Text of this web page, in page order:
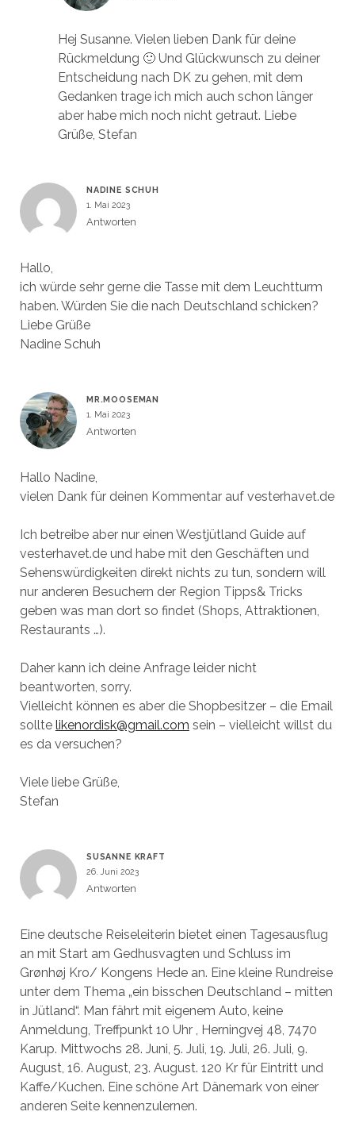
Hej Susanne. Vielen lieben Dank für deine
Rückmeldung 🙂 Und Glückwunsch zu deiner
Entscheidung nach DK zu gehen, mit dem
Gedanken trage ich mich auch schon länger
aber habe mich noch nicht getraut. Liebe
Grüße, Stefan
NADINE SCHUH
1. Mai 2023
Antworten
Hallo,
ich würde sehr gerne die Tasse mit dem Leuchtturm
haben. Würden Sie die nach Deutschland schicken?
Liebe Grüße
Nadine Schuh
MR.MOOSEMAN
1. Mai 2023
Antworten
Hallo Nadine,
vielen Dank für deinen Kommentar auf vesterhavet.de
Ich betreibe aber nur einen Westjütland Guide auf
vesterhavet.de und habe mit den Geschäften und
Sehenswürdigkeiten direkt nichts zu tun, sondern will
nur anderen Besuchern der Region Tipps& Tricks
geben was man dort so findet (Shops, Attraktionen,
Restaurants …).
Daher kann ich deine Anfrage leider nicht
beantworten, sorry.
Vielleicht können es aber die Shopbesitzer – die Email
sollte likenordisk@gmail.com sein – vielleicht willst du
es da versuchen?
Viele liebe Grüße,
Stefan
SUSANNE KRAFT
26. Juni 2023
Antworten
Eine deutsche Reiseleiterin bietet einen Tagesausflug
an mit Start am Gedhusvagten und Schluss im
Grønhøj Kro/ Kongens Hede an. Eine kleine Rundreise
unter dem Thema „ein bisschen Deutschland – mitten
in Jütland“. Man fährt mit eigenem Auto, keine
Anmeldung, Treffpunkt 10 Uhr , Herningvej 48, 7470
Karup. Mittwochs 28. Juni, 5. Juli, 19. Juli, 26. Juli, 9.
August, 16. August, 23. August. 120 Kr für Eintritt und
Kaffe/Kuchen. Eine schöne Art Dänemark von einer
anderen Seite kennenzulernen.